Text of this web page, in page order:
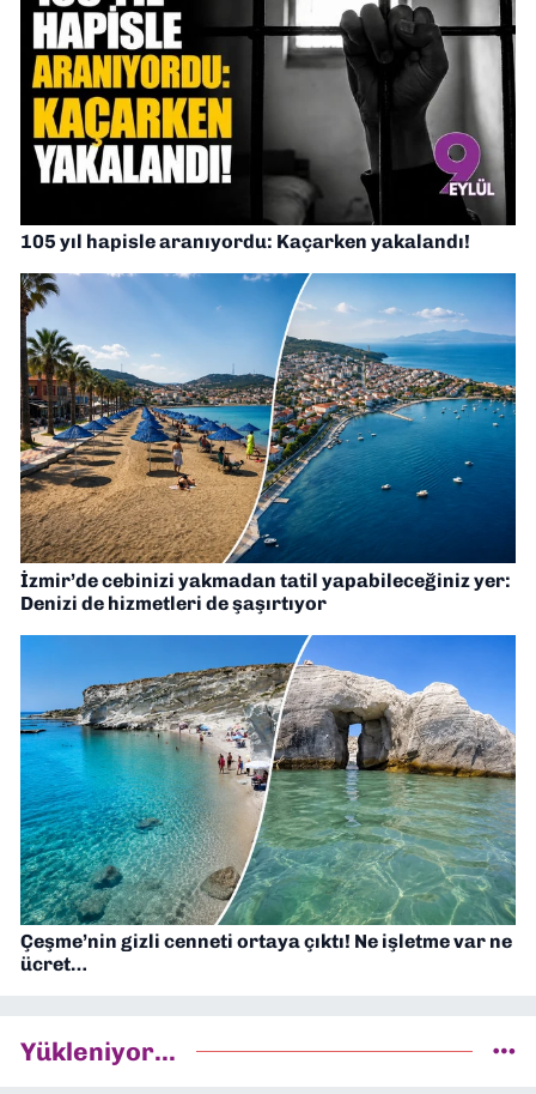
105 yıl hapisle aranıyordu: Kaçarken yakalandı!
İzmir’de cebinizi yakmadan tatil yapabileceğiniz yer:
Denizi de hizmetleri de şaşırtıyor
Çeşme’nin gizli cenneti ortaya çıktı! Ne işletme var ne
ücret…
Yükleniyor...